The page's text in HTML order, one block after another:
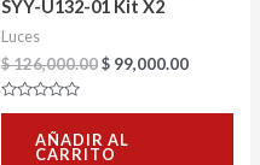
SYY-U132-01 Kit X2
Luces
$126,000.00$ 99,000.00
Valorado
AÑADIR AL
CARRITO